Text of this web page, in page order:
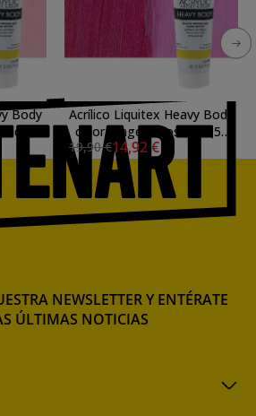
Body
Acrílico Liquitex Heavy Body
color magenta oscuro (59
ml)
19,90 €14,92 €
NEWSLETTER Y ENTÉRATE
ÚLTIMAS NOTICIAS